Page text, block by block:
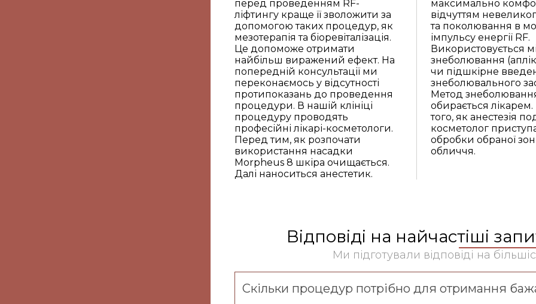
перед проведенням RF-
ліфтингу краще її зволожити за
допомогою таких процедур, як
мезотерапія та біоревіталізація.
Це допоможе отримати
найбільш виражений ефект. На
попередній консультації ми
переконаємось у відсутності
протипоказань до проведення
процедури. В нашій клініці
процедуру проводять
професійні лікарі-косметологи.
Перед тим, як розпочати
використання насадки
Morpheus 8 шкіра очищається.
Далі наноситься анестетик.
максимально
відчуттям
та поколювання в
імпульсу енергії RF.
Використовується
знеболювання
чи підшкірне
знеболювального
Метод
обирається лікарем.
того, як анестезія
косметолог
обробки обраної
обличчя.
Відповіді на найчастіші
Ми підготували відповіді на
Скільки процедур потрібно для отримання